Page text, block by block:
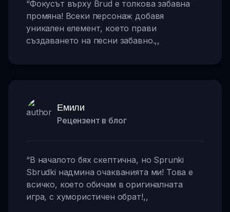
“Фокусът върху Brud е толкова забавна
промяна! Всеки персонаж добавя
уникален елемент, което прави
създаването на песни забавно.,,
Емили
Рецензент в блог
“В началото бях скептична, но Sprunki
Sbrudki надмина очакванията ми! Това е
всичко, което обичам в оригиналната
игра, с хумористичен обрат!,,